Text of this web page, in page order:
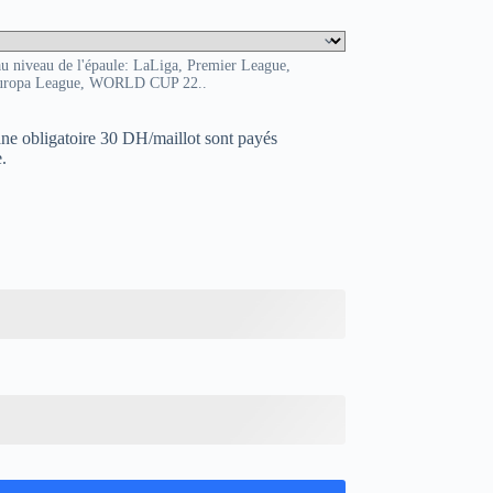
niveau de l'épaule: LaLiga, Premier League,
League, WORLD CUP 22..
obligatoire 30 DH/maillot sont payés